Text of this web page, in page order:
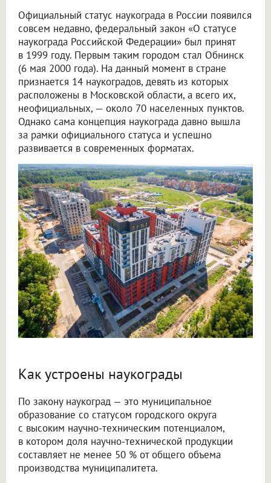
Официальный статус наукограда в России появился
совсем недавно, федеральный закон «О статусе
наукограда Российской Федерации» был принят
в 1999 году. Первым таким городом стал Обнинск
(6 мая 2000 года). На данный момент в стране
признается 14 наукоградов, девять из которых
расположены в Московской области, а всего их,
неофициальных, — около 70 населенных пунктов.
Однако сама концепция наукограда давно вышла
за рамки официального статуса и успешно
развивается в современных форматах.
Как устроены наукограды
По закону наукоград — это муниципальное
образование со статусом городского округа
с высоким научно-техническим потенциалом,
в котором доля научно-технической продукции
составляет не менее 50 % от общего объема
производства муниципалитета.